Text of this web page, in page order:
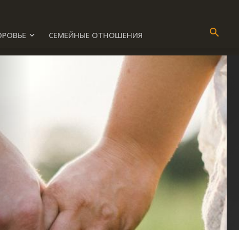
СЕМЕЙНЫЕ ОТНОШЕНИЯ